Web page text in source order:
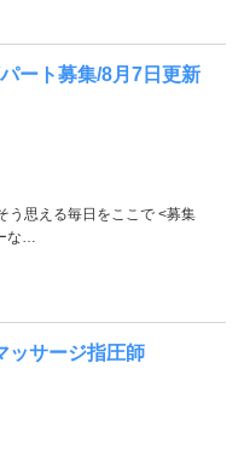
ート募集/8月7日更新
う思える毎日をここで <募集
な…
ッサージ指圧師